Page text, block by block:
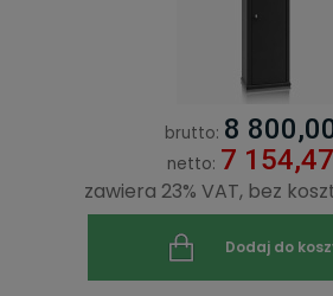
brutto: 8
netto: 7
zawiera 23% VAT, bez
Dodaj do